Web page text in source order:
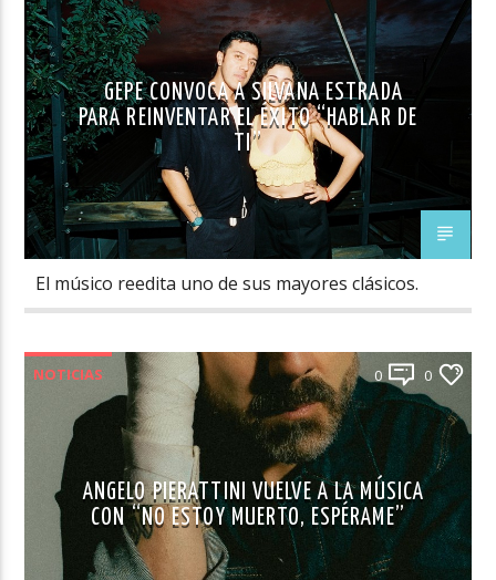
GEPE CONVOCA A SILVANA ESTRADA
PARA REINVENTAR EL ÉXITO “HABLAR DE
TI”
El músico reedita uno de sus mayores clásicos.
NOTICIAS 0 0
ANGELO PIERATTINI VUELVE A LA MÚSICA
CON “NO ESTOY MUERTO, ESPÉRAME”